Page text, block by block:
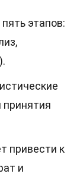
этапов:
привести к
и